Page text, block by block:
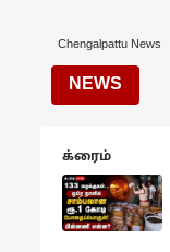
Chengalpattu News
NEWS
க்ரைம்